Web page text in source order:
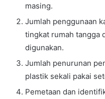
masing.
Jumlah penggunaan
tingkat rumah tangga
digunakan.
Jumlah penurunan
plastik sekali pakai
Pemetaan dan